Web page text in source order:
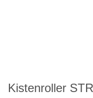
Kistenroller